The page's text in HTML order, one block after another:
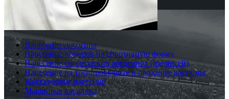
Нанесение логотипа
Нанесение номеров на спортивную форму
Нанесение спонсорских логотипов (надписей)
Нанесение на тренировочные и парадные костюмы
Жаккардовое плетение
Машинная вышивка